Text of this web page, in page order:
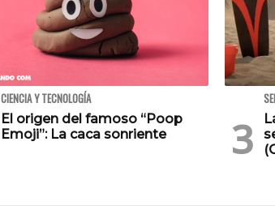
CIENCIA Y TECNOLOGÍA
El origen del famoso “Poop
Emoji”: La caca sonriente